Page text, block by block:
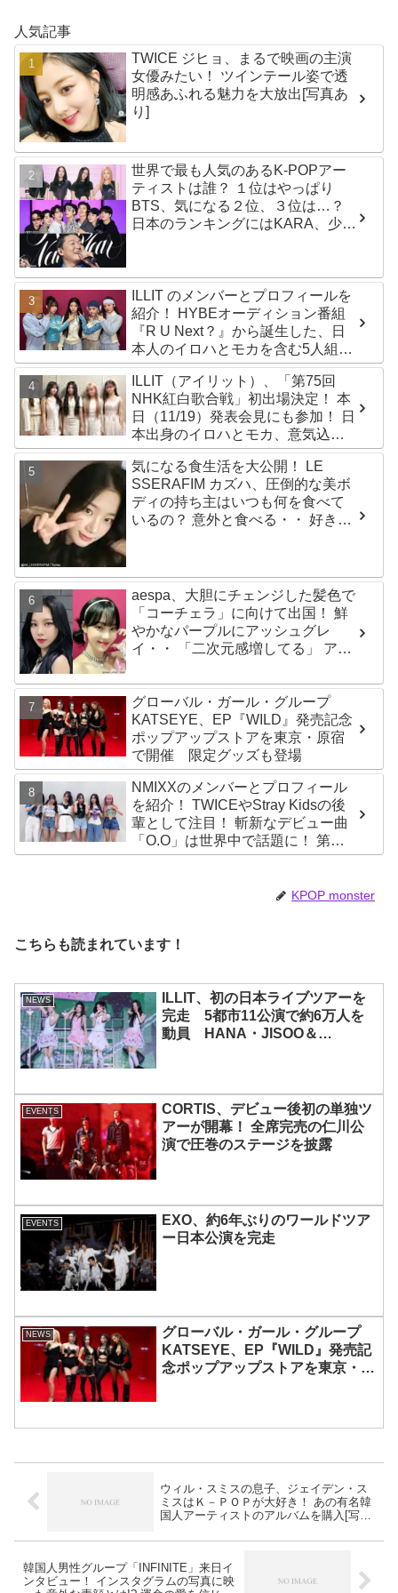
人気記事
TWICE ジヒョ、まるで映画の主演
女優みたい！ ツインテール姿で透
明感あふれる魅力を大放出[写真あ
り]
世界で最も人気のあるK-POPアー
ティストは誰？ １位はやっぱり
BTS、気になる２位、３位は…？
日本のランキングにはKARA、少女
ILLIT のメンバーとプロフィールを
紹介！ HYBEオーディション番組
『R U Next？』から誕生した、日
本人のイロハとモカを含む5人組ガ
ールズグループ！ デビュー曲
「Magnetic」がいきなりの大ヒッ
ト
ILLIT（アイリット）、「第75回
NHK紅白歌合戦」初出場決定！ 本
日（11/19）発表会見にも参加！ 日
本出身のイロハとモカ、意気込み
を語る「ずっと夢見てたステー
ジ…嬉しくて光栄」
気になる食生活を大公開！ LE
SSERAFIM カズハ、圧倒的な美ボ
ディの持ち主はいつも何を食べて
いるの？ 意外と食べる・・ 好きな
aespa、大胆にチェンジした髪色で
「コーチェラ」に向けて出国！ 鮮
やかなパープルにアッシュグレ
イ・・ 「二次元感増してる」 アバ
グローバル・ガール・グループ
KATSEYE、EP『WILD』発売記念
ポップアップストアを東京・原宿
で開催 限定グッズも登場
NMIXXのメンバーとプロフィール
を紹介！ TWICEやStray Kidsの後
輩として注目！ 斬新なデビュー曲
「O.O」は世界中で話題に！ 第４
世代を代表する美女ソリュンをは
いわれるその魅力をチェックKPOP monster
こちらも読まれています！
NEWS
ILLIT、初の日本ライブツアーを
完走 5都市11公演で約6万人を
動員 HANA・JISOO＆
EVENTS
CORTIS、デビュー後初の単独ツ
アーが開幕！ 全席完売の仁川公
演で圧巻のステージを披露
EVENTS
EXO、約6年ぶりのワールドツア
ー日本公演を完走
NEWS
グローバル・ガール・グループ
KATSEYE、EP『WILD』発売記
念ポップアップストアを東京・原
ウィル・スミスの息子、ジェイデン・ス
ミスはＫ－ＰＯＰが大好き！ あの有名韓
国人アーティストのアルバムを購入[写真
韓国人男性グループ「INFINITE」来日イ
ンタビュー！ インスタグラムの写真に映